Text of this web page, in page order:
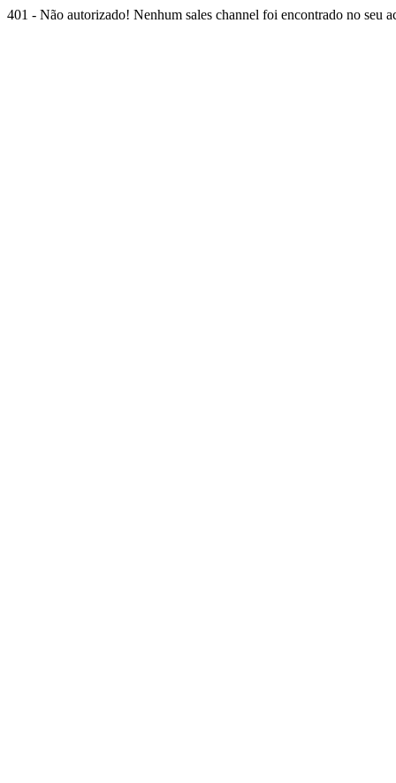
401 - Não autorizado! Nenhum sales channel foi encontrado no seu